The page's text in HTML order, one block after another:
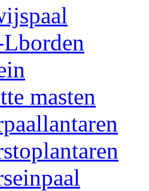
masten